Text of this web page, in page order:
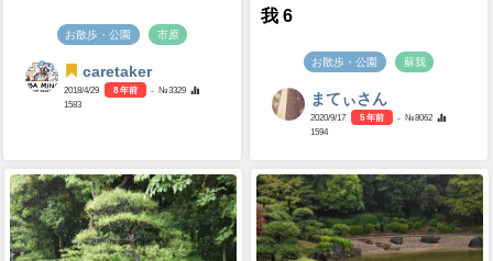
お散歩・公園 市原
caretaker
2018/4/29 8 年前
- №3329
1583
我 6
お散歩・公園 蘇我
まてぃさん
2020/9/17 5 年前
- №8062
1594